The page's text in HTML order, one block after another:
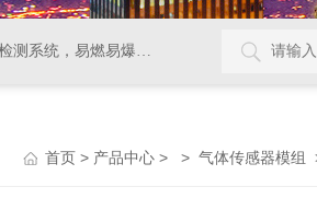
境检测分析仪器，水质分析仪
首页 > 产品中心 > > 气体传感器模组